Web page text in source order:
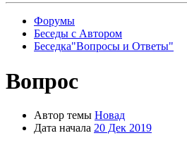
Форумы
Беседы с Автором
Беседка"Вопросы и Ответы"
Вопрос
Автор темы Новад
Дата начала 20 Дек 2019